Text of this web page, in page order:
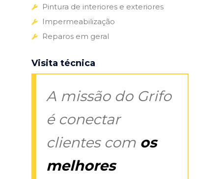
Pintura de interiores e exteriores
Impermeabilização
Reparos em geral
Visita técnica
A missão do Grifo
é conectar
clientes com os
melhores